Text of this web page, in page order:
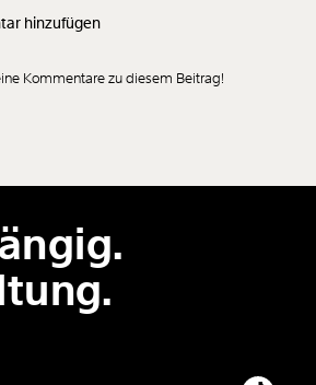
hinzufügen
wird nicht öffentlich zugänglich angezeigt.
Kommentare zu diesem Beitrag!